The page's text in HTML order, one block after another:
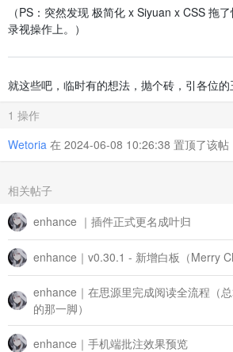
（PS：突然发现 极简化 x Siyuan x CSS 拖
录视操作上。）
就这些吧，临时有的想法，抛个砖，引各位的
1 操作
Wetoria 在 2024-06-08 10:26:38 置顶了该帖
相关帖子
enhance ｜插件正式更名成叶归
enhance｜v0.30.1 - 新增白板（Merry
enhance｜在思源里完成阅读全流程（
的那一脚）
enhance｜手机端批注效果预览